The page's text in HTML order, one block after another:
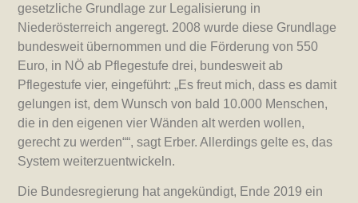
gesetzliche Grundlage zur Legalisierung in
Niederösterreich angeregt. 2008 wurde diese Grundlage
bundesweit übernommen und die Förderung von 550
Euro, in NÖ ab Pflegestufe drei, bundesweit ab
Pflegestufe vier, eingeführt: „Es freut mich, dass es damit
gelungen ist, dem Wunsch von bald 10.000 Menschen,
die in den eigenen vier Wänden alt werden wollen,
gerecht zu werden““, sagt Erber. Allerdings gelte es, das
System weiterzuentwickeln.
Die Bundesregierung hat angekündigt, Ende 2019 ein